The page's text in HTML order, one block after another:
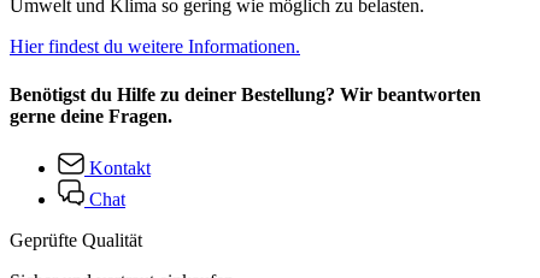
Umwelt und Klima so gering wie möglich zu belasten.
Hier findest du weitere Informationen.
Benötigst du Hilfe zu deiner Bestellung? Wir beantworten
gerne deine Fragen.
Kontakt
Chat
Geprüfte Qualität